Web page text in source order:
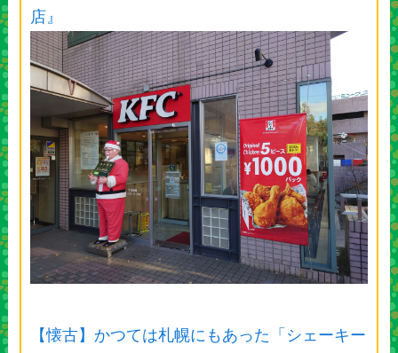
店』
【懐古】かつては札幌にもあった「シェーキー